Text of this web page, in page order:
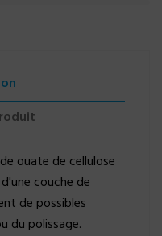
ouate de cellulose
couche de
de possibles
du polissage.